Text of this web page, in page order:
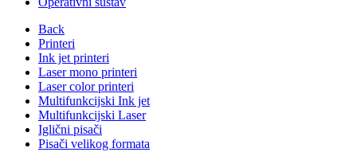
Back
Printeri
Ink jet printeri
Laser mono printeri
Laser color printeri
Multifunkcijski Ink jet
Multifunkcijski Laser
Iglični pisači
Pisači velikog formata